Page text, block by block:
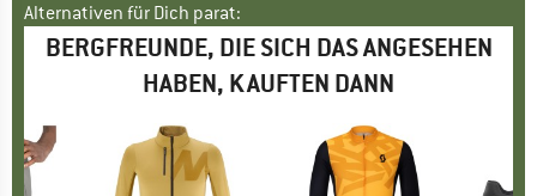
Alternativen für Dich parat:
BERGFREUNDE, DIE SICH DAS ANGESEHEN
HABEN, KAUFTEN DANN